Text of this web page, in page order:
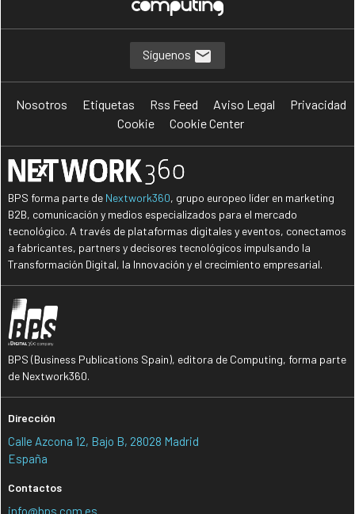
Síguenos
Nosotros Etiquetas Rss Feed Aviso Legal
Privacidad
Cookie
Cookie Center
BPS forma parte de Nextwork360, grupo europeo líder en marketing
B2B, comunicación y medios especializados para el mercado
tecnológico. A través de plataformas digitales y eventos, conectamos
a fabricantes, partners y decisores tecnológicos impulsando la
Transformación Digital, la Innovación y el crecimiento empresarial.
BPS (Business Publications Spain), editora de Computing, forma parte
de Nextwork360.
Dirección
Calle Azcona 12, Bajo B, 28028 Madrid
España
Contactos
info@bps.com.es